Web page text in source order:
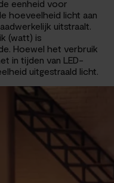
eenheid voor
hoeveelheid licht aan
uitstraalt.
(watt) is
Hoewel het verbruik
in tijden van LED-
uitgestraald licht.